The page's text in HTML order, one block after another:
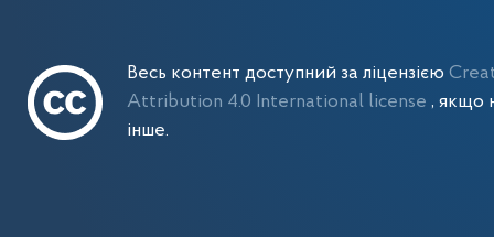
Весь контент доступний за ліцензією
Attribution 4.0 International license , якщо
інше.